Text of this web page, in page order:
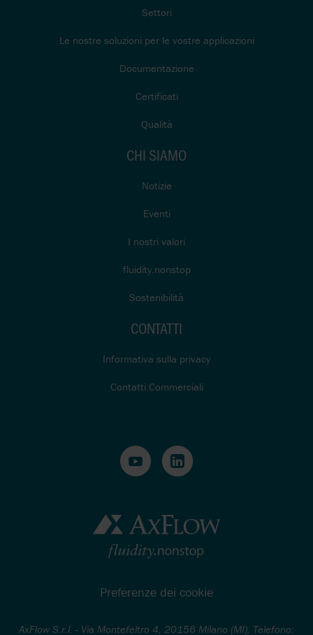
Settori
Le nostre soluzioni per le vostre applicazioni
Documentazione
Certificati
Qualità
CHI SIAMO
Notizie
Eventi
I nostri valori
fluidity.nonstop
Sostenibilità
CONTATTI
Informativa sulla privacy
Contatti Commerciali
Preferenze dei cookie
AxFlow S.r.l. - Via Montefeltro 4, 20156 Milano (MI), Telefono: